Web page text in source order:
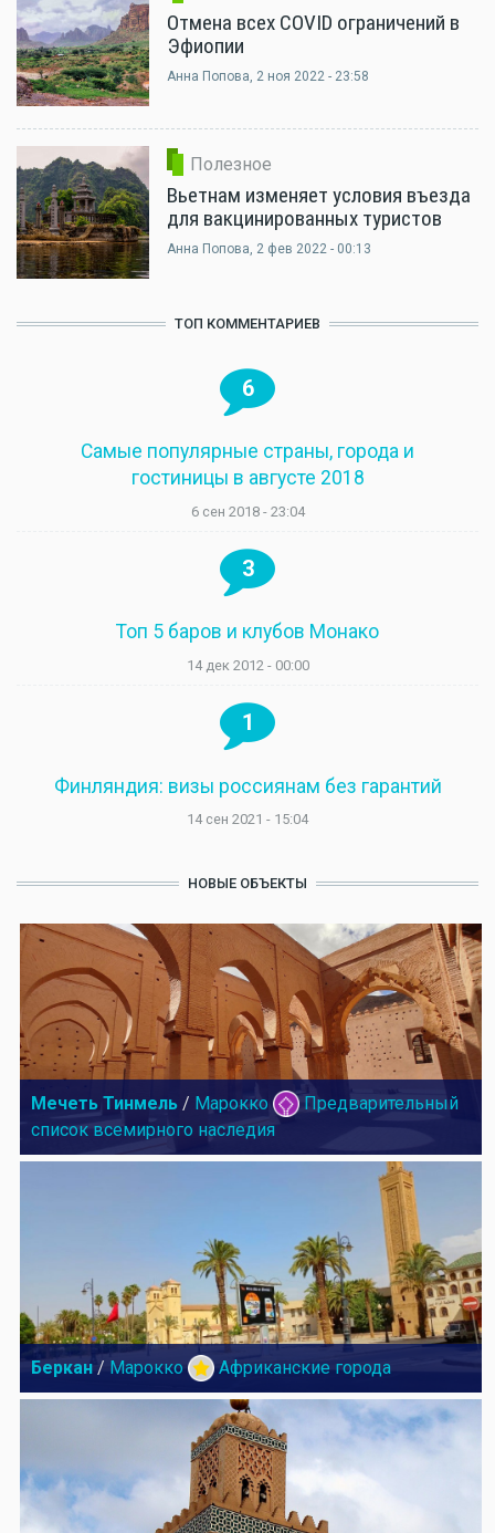
Отмена всех COVID ограничений в
Эфиопии
Анна Попова, 2 ноя 2022 - 23:58
Полезное
Вьетнам изменяет условия въезда
для вакцинированных туристов
Анна Попова, 2 фев 2022 - 00:13
ТОП КОММЕНТАРИЕВ
6
Самые популярные страны, города и
гостиницы в августе 2018
6 сен 2018 - 23:04
3
Топ 5 баров и клубов Монако
14 дек 2012 - 00:00
1
Финляндия: визы россиянам без гарантий
14 сен 2021 - 15:04
НОВЫЕ ОБЪЕКТЫ
Мечеть Тинмель / Марокко
Предварительный
список всемирного наследия
Беркан / Марокко Африканские города